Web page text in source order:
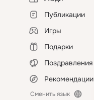
Публикации
Игры
Подарки
Поздравления
Рекомендации
Сменить язык